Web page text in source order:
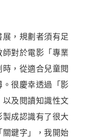
，規劃者須有足
對於電影「專業
，從適合兒童閱
很慶幸透過「影
及閱讀知識性文
成認識有了很大
關鍵字」，我開始